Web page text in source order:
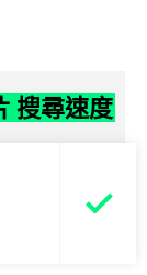
搜尋速度
）晶片，用
算速度比標準